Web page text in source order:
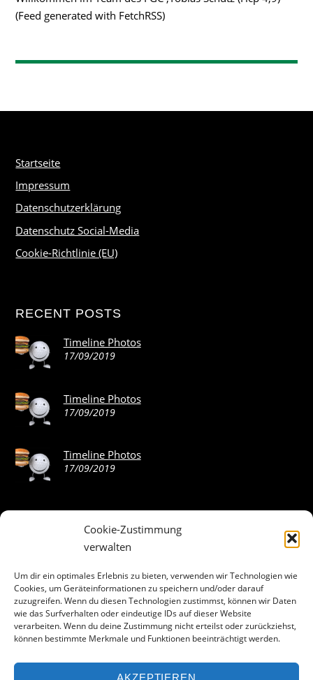
Cookie-Zustimmung
verwalten
Um dir ein optimales Erlebnis zu bieten, verwenden wir Technologien wie
Cookies, um Geräteinformationen zu speichern und/oder darauf
zuzugreifen. Wenn du diesen Technologien zustimmst, können wir Daten
wie das Surfverhalten oder eindeutige IDs auf dieser Website
verarbeiten. Wenn du deine Zustimmung nicht erteilst oder zurückziehst,
können bestimmte Merkmale und Funktionen beeinträchtigt werden.
(Feed generated with FetchRSS)
Startseite
Impressum
Datenschutzerklärung
Datenschutz Social-Media
Cookie-Richtlinie (EU)
RECENT POSTS
Timeline Photos
17/09/2019
Timeline Photos
17/09/2019
Timeline Photos
17/09/2019
ABOUT THE LANDING THEME…
The Landing theme is a one-page design WordPress theme
that’s focused on getting your audience to follow-through
with your call-to-action. Built to work seamlessly with our
drag & drop Builder plugin, it gives you the ability to
customize the look and feel of your content.